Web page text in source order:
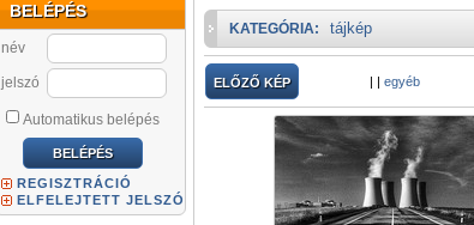
BELÉPÉS
név
jelszó
Automatikus belépés
REGISZTRÁCIÓ
ELFELEJTETT JELSZÓ
KATEGÓRIA: tájkép
ELŐZŐ KÉP | | egyéb